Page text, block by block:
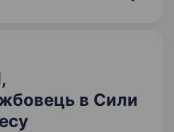
в Сили